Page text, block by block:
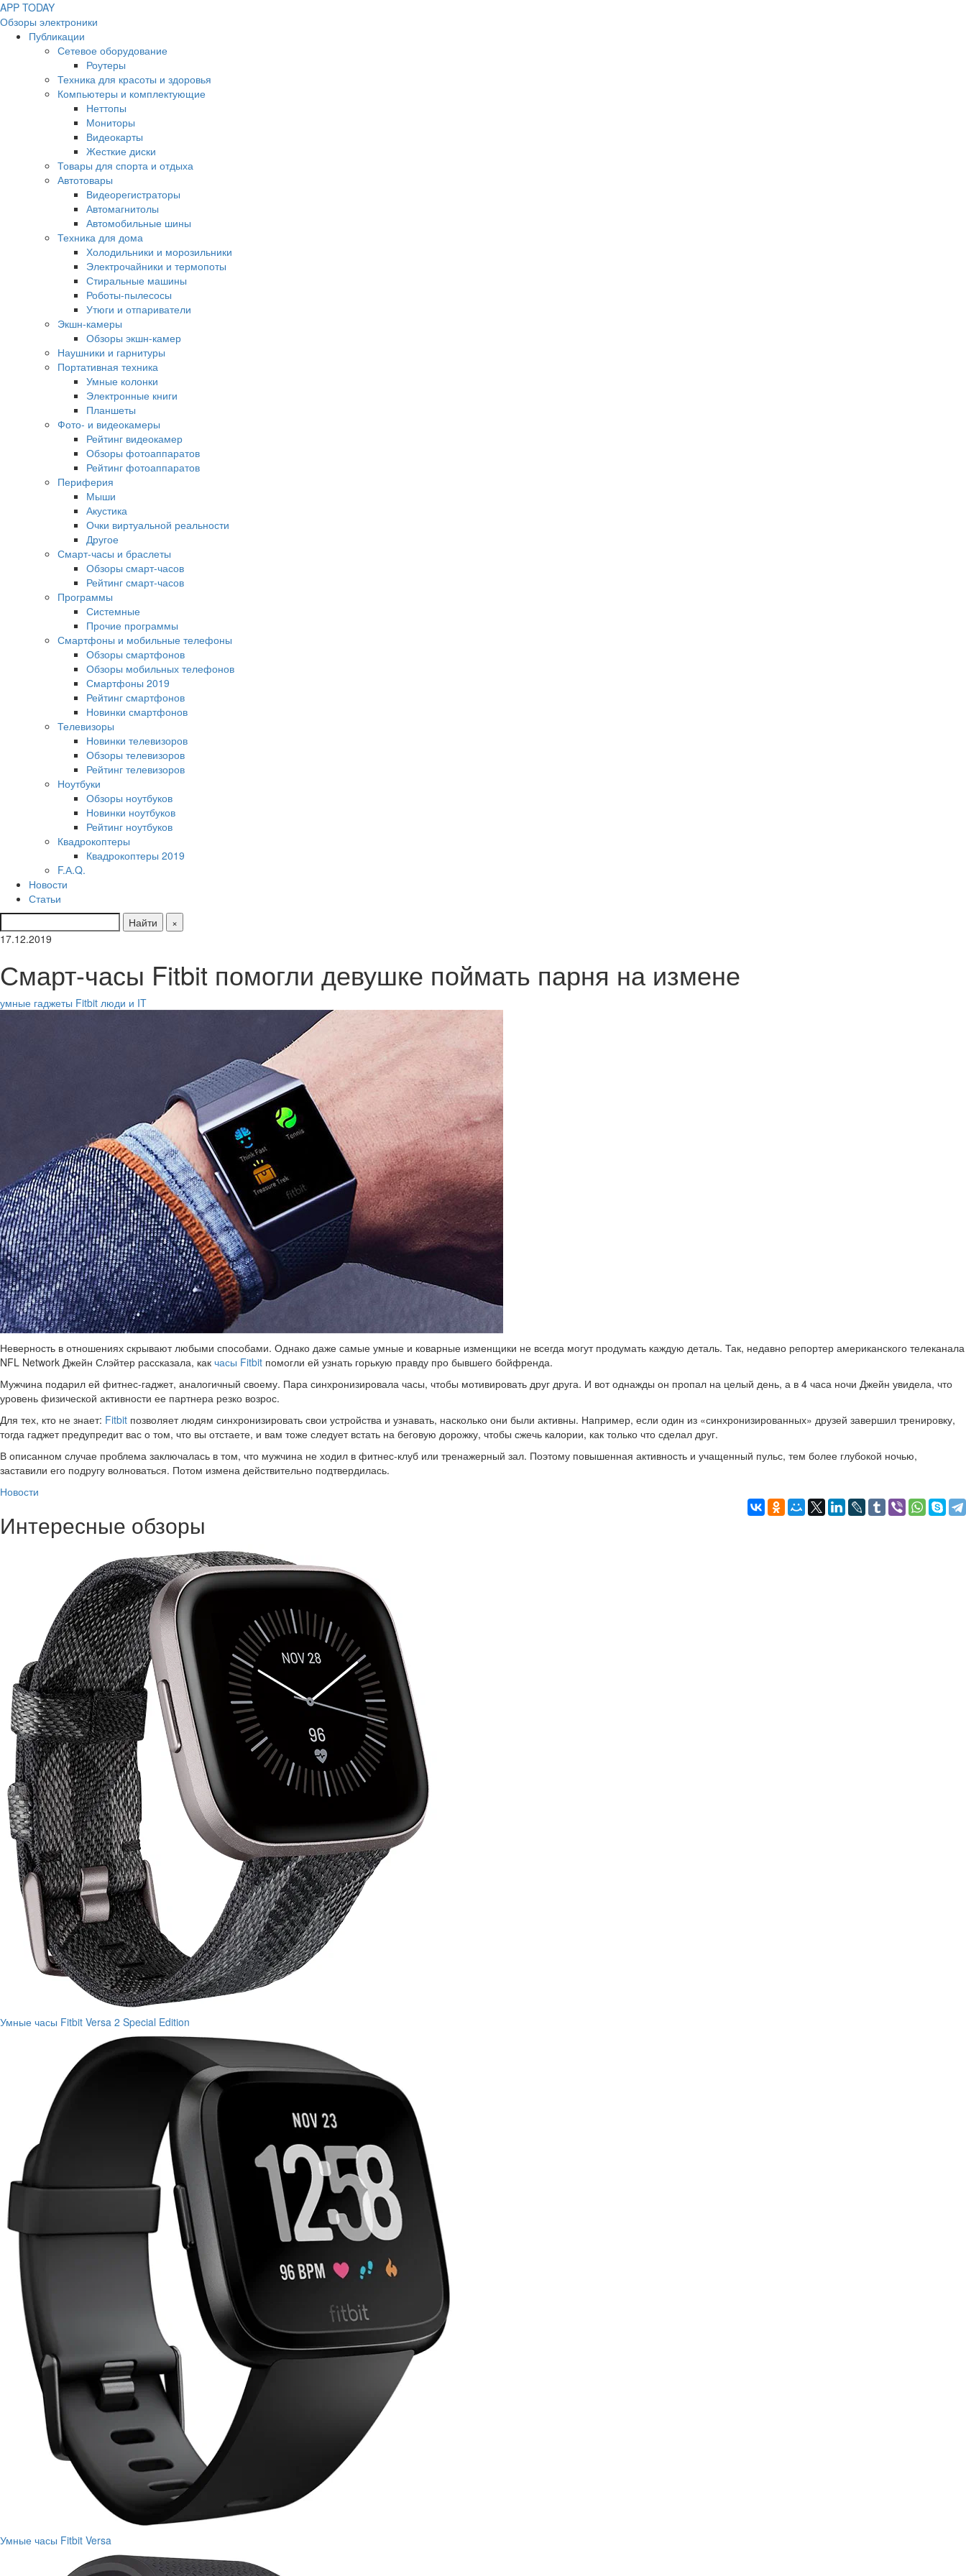
APP TODAY
Обзоры электроники
Публикации
Сетевое оборудование
Роутеры
Техника для красоты и здоровья
Компьютеры и комплектующие
Неттопы
Мониторы
Видеокарты
Жесткие диски
Товары для спорта и отдыха
Автотовары
Видеорегистраторы
Автомагнитолы
Автомобильные шины
Техника для дома
Холодильники и морозильники
Электрочайники и термопоты
Стиральные машины
Роботы-пылесосы
Утюги и отпариватели
Экшн-камеры
Обзоры экшн-камер
Наушники и гарнитуры
Портативная техника
Умные колонки
Электронные книги
Планшеты
Фото- и видеокамеры
Рейтинг видеокамер
Обзоры фотоаппаратов
Рейтинг фотоаппаратов
Периферия
Мыши
Акустика
Очки виртуальной реальности
Другое
Смарт-часы и браслеты
Обзоры смарт-часов
Рейтинг смарт-часов
Программы
Системные
Прочие программы
Смартфоны и мобильные телефоны
Обзоры смартфонов
Обзоры мобильных телефонов
Смартфоны 2019
Рейтинг смартфонов
Новинки смартфонов
Телевизоры
Новинки телевизоров
Обзоры телевизоров
Рейтинг телевизоров
Ноутбуки
Обзоры ноутбуков
Новинки ноутбуков
Рейтинг ноутбуков
Квадрокоптеры
Квадрокоптеры 2019
F.А.Q.
Новости
Статьи
Найти
×
17.12.2019
Смарт-часы Fitbit помогли девушке поймать парня на измене
умные гаджеты Fitbit люди и IT
Неверность в отношениях скрывают любыми способами. Однако даже самые умные и коварные изменщики не всегда могут продумать каждую деталь. Так, недавно репортер американского телеканала
NFL Network Джейн Слэйтер рассказала, как часы Fitbit помогли ей узнать горькую правду про бывшего бойфренда.
Мужчина подарил ей фитнес-гаджет, аналогичный своему. Пара синхронизировала часы, чтобы мотивировать друг друга. И вот однажды он пропал на целый день, а в 4 часа ночи Джейн увидела, что
уровень физической активности ее партнера резко возрос.
Для тех, кто не знает: Fitbit позволяет людям синхронизировать свои устройства и узнавать, насколько они были активны. Например, если один из «синхронизированных» друзей завершил тренировку,
тогда гаджет предупредит вас о том, что вы отстаете, и вам тоже следует встать на беговую дорожку, чтобы сжечь калории, как только что сделал друг.
В описанном случае проблема заключалась в том, что мужчина не ходил в фитнес-клуб или тренажерный зал. Поэтому повышенная активность и учащенный пульс, тем более глубокой ночью,
заставили его подругу волноваться. Потом измена действительно подтвердилась.
Новости
Интересные обзоры
Умные часы Fitbit Versa 2 Special Edition
Умные часы Fitbit Versa